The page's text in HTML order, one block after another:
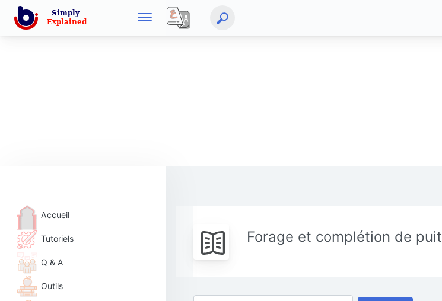
Accueil
Tutoriels
Q & A
Outils
Forage et complétion de